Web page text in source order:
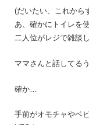
(だいたい、これから
あ、確かにトイレを
二人位がレジで雑談
ママさんと話してる
確か…
手前がオモチャやベ